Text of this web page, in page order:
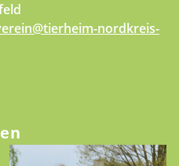
nordkreis-